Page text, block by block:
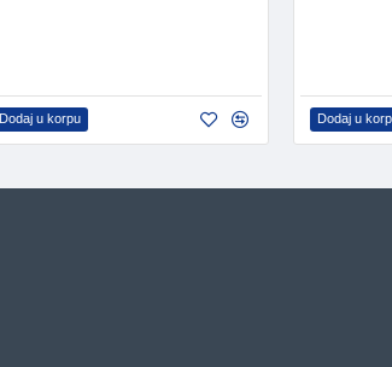
Dodaj u korpu Dodaj u